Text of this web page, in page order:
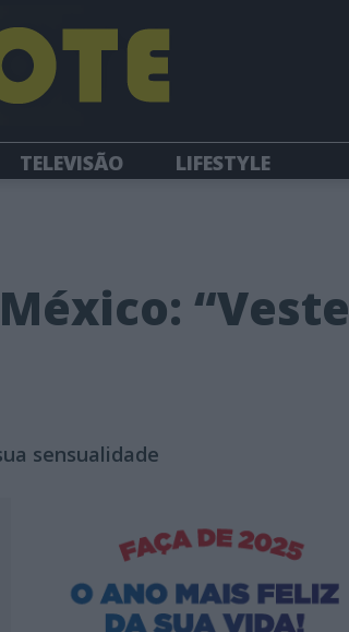
TELEVISÃO
LIFESTYLE
“Veste
sensualidade